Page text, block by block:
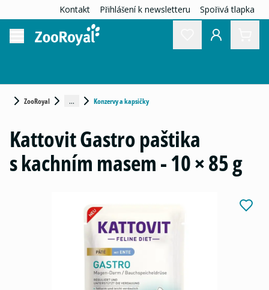
Kontakt Přihlášení k newsletteru Spořivá tlapka
ZooRoyal ... Konzervy a kapsičky
Kattovit Gastro paštika
s kachním masem - 10 × 85 g